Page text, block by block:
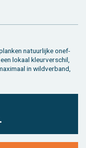
na­tuur­lij­ke on­ef­
lo­kaal kleur­ver­schil,
in wild­ver­band,